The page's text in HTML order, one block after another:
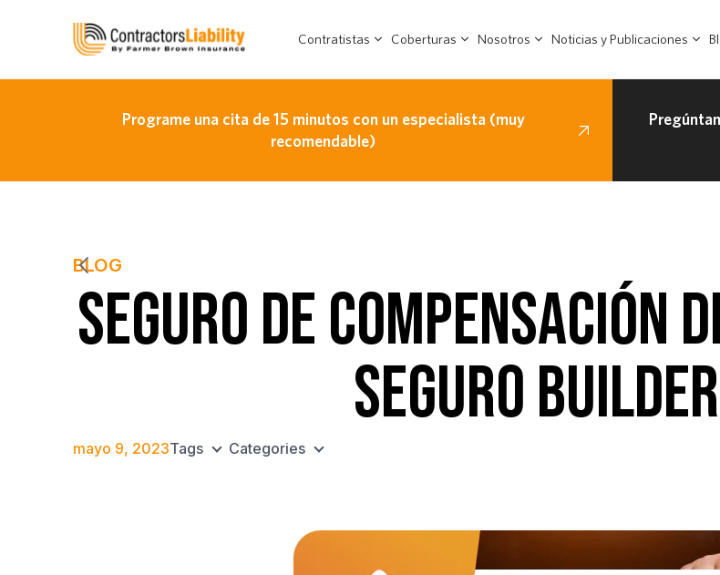
Contratistas Coberturas Nosotros Noticias y Publicaciones
Programe una cita de 15 minutos con un especialista (muy
recomendable)
BLOG
SEGURO DE COMPENSACIÓN
SEGURO
mayo 9, 2023Tags Categories